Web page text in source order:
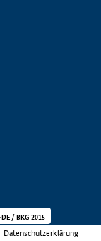
Datenschutzerklärung
/ BKG 2015